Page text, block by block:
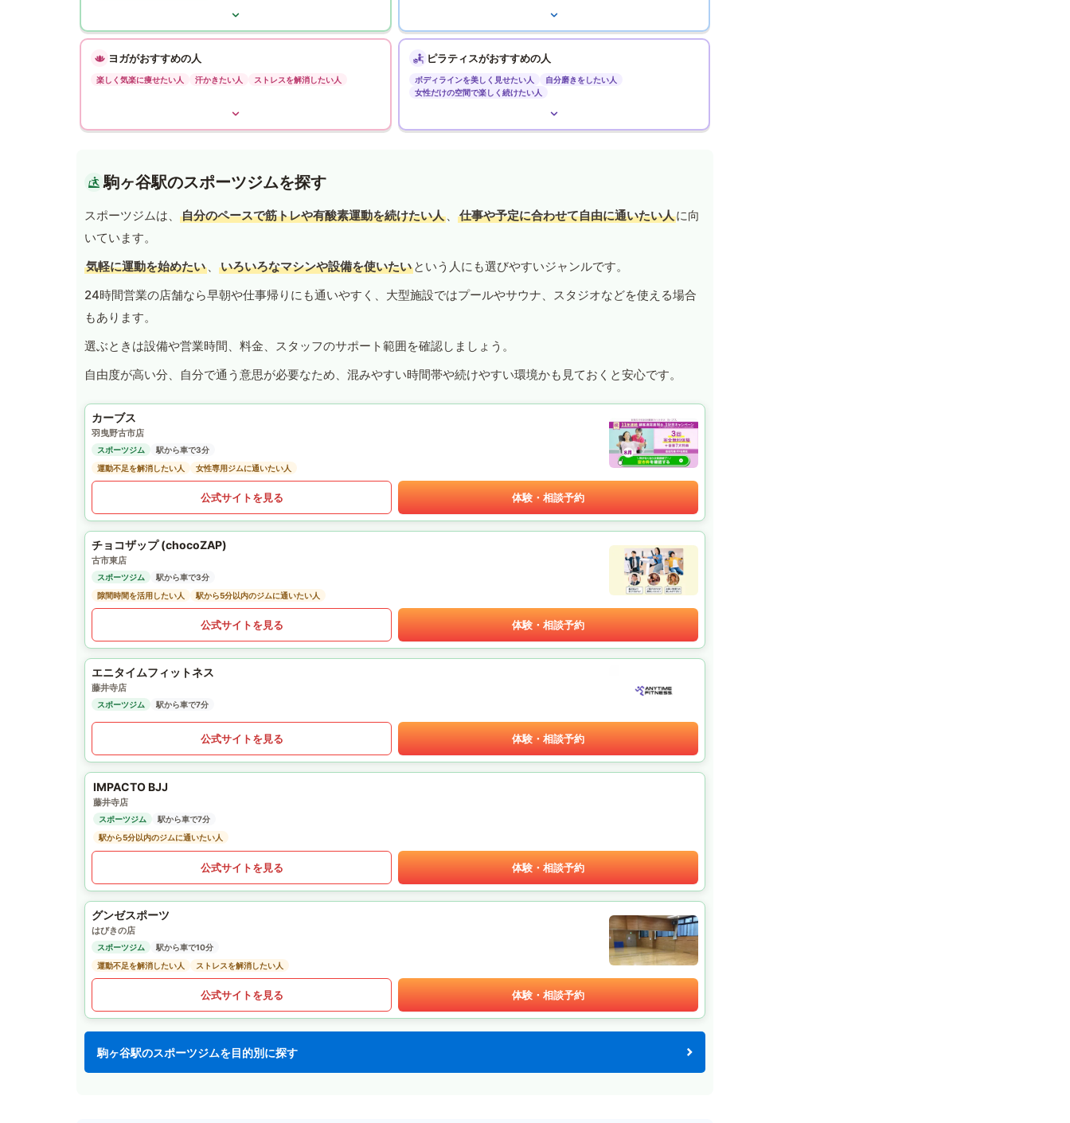
ヨガがおすすめの人
楽しく気楽に痩せたい人 汗かきたい人 ストレスを解消したい人
ピラティスがおすすめの人
ボディラインを美しく見せたい人
自分磨きをしたい人
女性だけの空間で楽しく続けたい人
駒ヶ谷駅のスポーツジムを探す
スポーツジムは、 自分のペースで筋トレや有酸素運動を続けたい人 、 仕事や予定に合わせて自由に通いたい人に向
いています。
気軽に運動を始めたい 、 いろいろなマシンや設備を使いたい という人にも選びやすいジャンルです。
24時間営業の店舗なら早朝や仕事帰りにも通いやすく、大型施設ではプールやサウナ、スタジオなどを使える場合
もあります。
選ぶときは設備や営業時間、料金、スタッフのサポート範囲を確認しましょう。
自由度が高い分、自分で通う意思が必要なため、混みやすい時間帯や続けやすい環境かも見ておくと安心です。
カーブス
羽曳野古市店
スポーツジム
駅から車で3分
運動不足を解消したい人
女性専用ジムに通いたい人
公式サイトを見る 体験・相談予約
チョコザップ (chocoZAP)
古市東店
スポーツジム
駅から車で3分
隙間時間を活用したい人
駅から5分以内のジムに通いたい人
公式サイトを見る 体験・相談予約
エニタイムフィットネス
藤井寺店
スポーツジム 駅から車で7分
公式サイトを見る 体験・相談予約
IMPACTO BJJ
藤井寺店
スポーツジム
駅から車で7分
駅から5分以内のジムに通いたい人
公式サイトを見る 体験・相談予約
グンゼスポーツ
はびきの店
スポーツジム
駅から車で10分
運動不足を解消したい人
ストレスを解消したい人
公式サイトを見る 体験・相談予約
駒ヶ谷駅のスポーツジムを目的別に探す